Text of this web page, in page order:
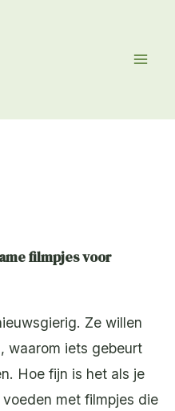
filmpjes voor
Ze willen
waarom iets gebeurt
Hoe fijn is het als je
met filmpjes die